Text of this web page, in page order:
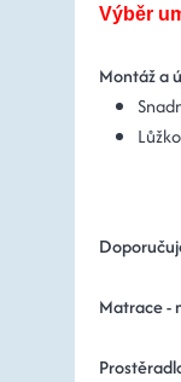
Výběr
Montáž a
Matrace -